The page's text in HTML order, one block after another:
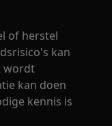
of herstel
kan
wordt
kan doen
kennis is